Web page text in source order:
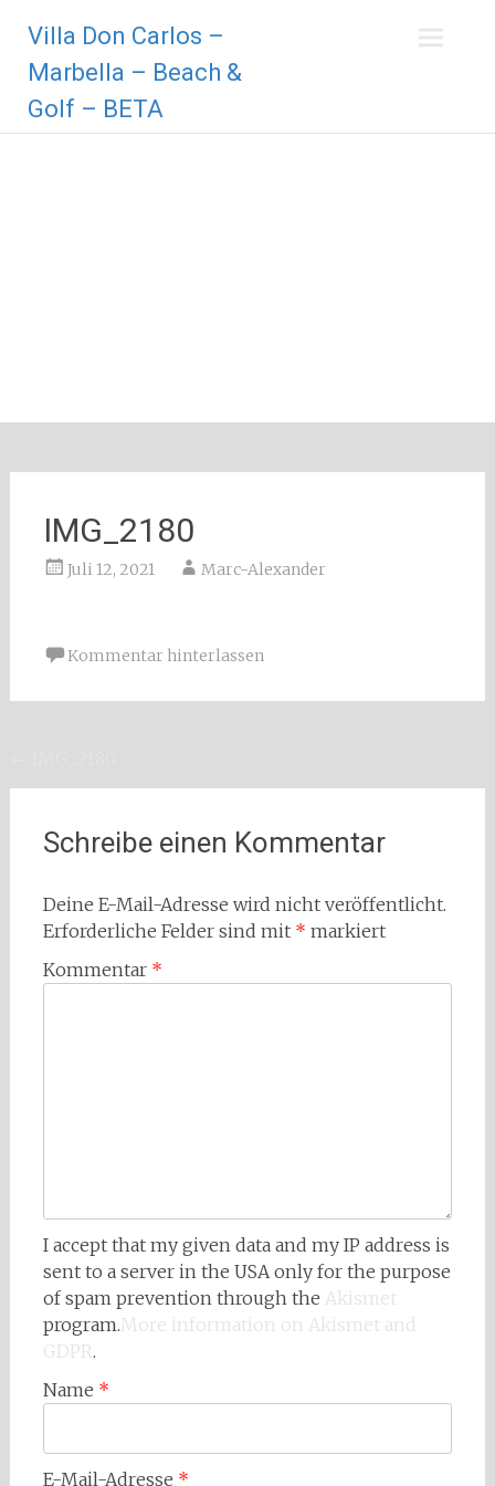
Inhalt
springen
Villa Don Carlos –
Marbella – Beach &
Golf – BETA
IMG_2180
Juli 12, 2021 Marc-Alexander
Kommentar hinterlassen
Schreibe einen Kommentar
Deine E-Mail-Adresse wird nicht veröffentlicht.
Erforderliche Felder sind mit * markiert
Kommentar *
I accept that my given data and my IP address is
sent to a server in the USA only for the purpose
of spam prevention through the Akismet
program.More information on Akismet and
GDPR.
Name *
E-Mail-Adresse *